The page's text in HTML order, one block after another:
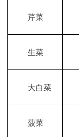
芹菜
生菜
大白菜
菠菜